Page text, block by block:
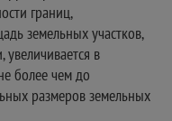
границ,
земельных участков,
увеличивается в
более чем до
размеров земельных